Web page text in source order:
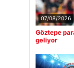
07/08/2026
Göztepe
geliyor